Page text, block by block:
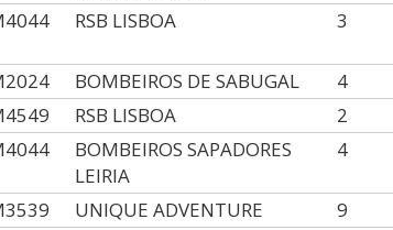
RSB LISBOA 3
BOMBEIROS DE SABUGAL
4
RSB LISBOA
2
BOMBEIROS SAPADORES
LEIRIA
4
UNIQUE ADVENTURE
9